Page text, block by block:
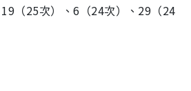
（25次）、6（24次）、29（24